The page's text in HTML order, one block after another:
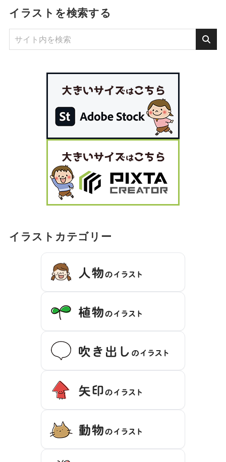
イラストを検索する
イラストカテゴリー